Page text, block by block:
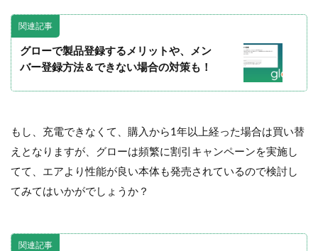
関連記事
グローで製品登録するメリットや、メン
バー登録方法＆できない場合の対策も！
もし、充電できなくて、購入から1年以上経った場合は買い替
えとなりますが、グローは頻繁に割引キャンペーンを実施し
てて、エアより性能が良い本体も発売されているので検討し
てみてはいかがでしょうか？
関連記事